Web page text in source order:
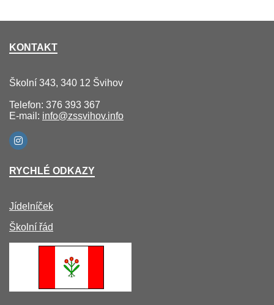
KONTAKT
Školní 343, 340 12 Švihov
Telefon: 376 393 367
E-mail: info@zssvihov.info
RYCHLÉ ODKAZY
Jídelníček
Školní řád